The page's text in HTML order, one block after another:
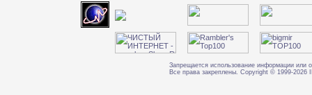
Запрещается использование информации или
Все права закреплены. Copyright © 1999-